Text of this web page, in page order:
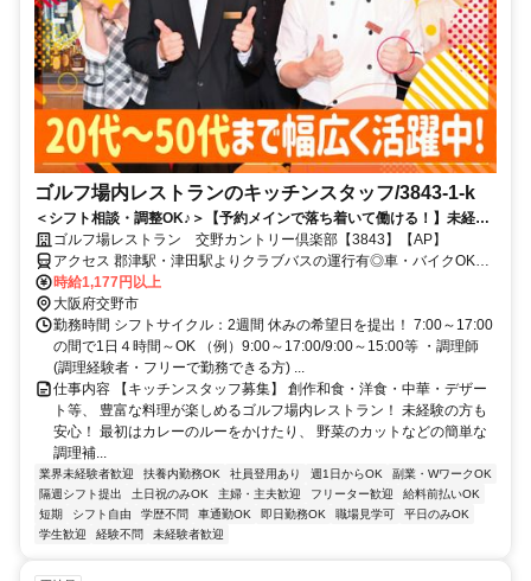
ゴルフ場内レストランのキッチンスタッフ/3843-1-k
＜シフト相談・調整OK♪＞【予約メインで落ち着いて働ける！】未経験
から始め易かったと好評のサントリーグループ・ゴルフ場レストラン！
年齢不問◎毎年昇給◎前払いOK
ゴルフ場レストラン 交野カントリー倶楽部【3843】【AP】
アクセス 郡津駅・津田駅よりクラブバスの運行有◎車・バイクOK！
ガソリン代支給あり！車で「枚方東IC」～約5分
時給1,177円以上
大阪府交野市
勤務時間 シフトサイクル：2週間 休みの希望日を提出！ 7:00～17:00
の間で1日４時間～OK （例）9:00～17:00/9:00～15:00等 ・調理師
(調理経験者・フリーで勤務できる方) ...
仕事内容 【キッチンスタッフ募集】 創作和食・洋食・中華・デザー
ト等、 豊富な料理が楽しめるゴルフ場内レストラン！ 未経験の方も
安心！ 最初はカレーのルーをかけたり、 野菜のカットなどの簡単な
調理補...
業界未経験者歓迎 扶養内勤務OK 社員登用あり 週1日からOK
副業・WワークOK
隔週シフト提出
土日祝のみOK 主婦・主夫歓迎 フリーター歓迎
給料前払いOK
短期
シフト自由 学歴不問 車通勤OK 即日勤務OK 職場見学可
平日のみOK
学生歓迎
経験不問 未経験者歓迎